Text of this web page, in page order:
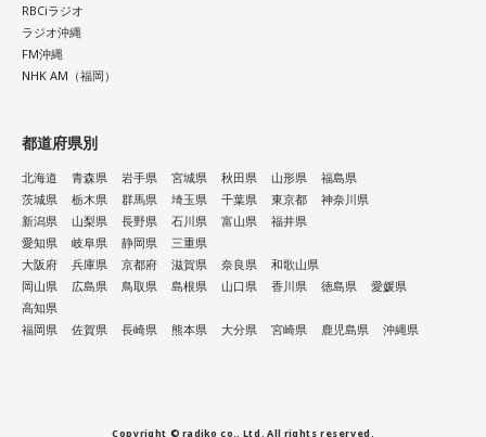
【今日の一言メッセージ】
今日は火星にバーテックスというポイントが重なる日。運命
に導かれ、新時代の生き方やお役目に気がついたり、直感が
降りてきたりするかも！ ぜひアドバイスを参考に行動してみ
■監修者プロフィール：月野さやか（つきの・さやか）
東京・池袋占い館セレーネ所属。元野村證券トップセールス
という異色の経歴を持つ占星術師。自身の人生の転機をきっ
かけにホロスコープと出会い、星よみによる人生プロデュー
スの道へ。著書『山芋シンデレラ』。経営者から個人まで幅
広くサポートしている。
Webサイト：
YouTube：https://www.youtube.com/@ataru-uranai
RBCiラジオ
ラジオ沖縄
FM沖縄
NHK AM（福岡）
都道府県別
北海道 青森県 岩手県 宮城県 秋田県 山形県
福島県
茨城県
栃木県 群馬県 埼玉県 千葉県 東京都
神奈川県
新潟県
山梨県 長野県 石川県 富山県
福井県
愛知県
岐阜県 静岡県
三重県
大阪府
兵庫県 京都府 滋賀県 奈良県
和歌山県
岡山県
広島県 鳥取県 島根県 山口県 香川県 徳島県
愛媛県
高知県
福岡県
佐賀県 長崎県 熊本県 大分県 宮崎県 鹿児島県 沖縄県
Copyright © radiko co., Ltd. All rights reserved.